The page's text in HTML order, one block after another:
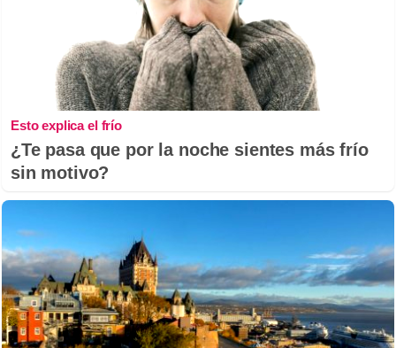
Esto explica el frío
¿Te pasa que por la noche sientes más frío
sin motivo?